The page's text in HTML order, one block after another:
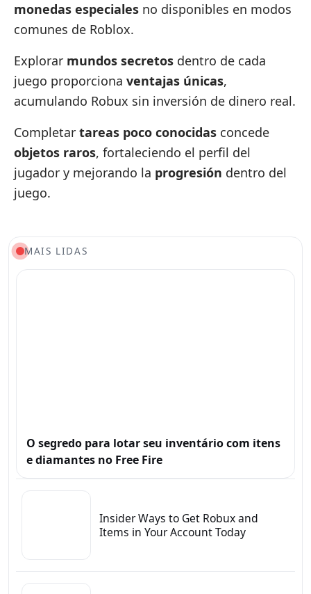
monedas especiales no disponibles en modos
comunes de Roblox.
Explorar mundos secretos dentro de cada
juego proporciona ventajas únicas,
acumulando Robux sin inversión de dinero real.
Completar tareas poco conocidas concede
objetos raros, fortaleciendo el perfil del
jugador y mejorando la progresión dentro del
juego.
MAIS LIDAS
O segredo para lotar seu inventário com itens
e diamantes no Free Fire
Insider Ways to Get Robux and
Items in Your Account Today